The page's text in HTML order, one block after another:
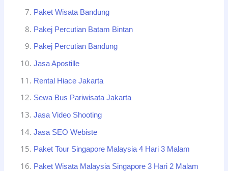
Paket Wisata Bandung
Pakej Percutian Batam Bintan
Pakej Percutian Bandung
Jasa Apostille
Rental Hiace Jakarta
Sewa Bus Pariwisata Jakarta
Jasa Video Shooting
Jasa SEO Webiste
Paket Tour Singapore Malaysia 4 Hari 3 Malam
Paket Wisata Malaysia Singapore 3 Hari 2 Malam